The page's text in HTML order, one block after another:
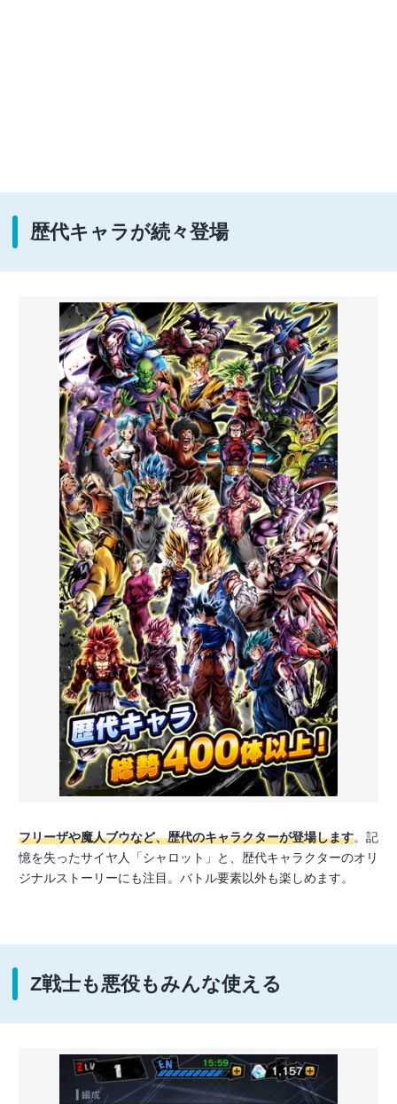
歴代キャラが続々登場
フリーザや魔人ブウなど、歴代のキャラクターが登場します。記
憶を失ったサイヤ人「シャロット」と、歴代キャラクターのオリ
ジナルストーリーにも注目。バトル要素以外も楽しめます。
Z戦士も悪役もみんな使える